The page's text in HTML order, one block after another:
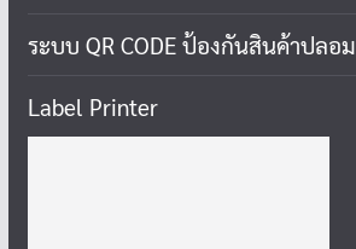
ระบบ QR CODE ป้องกันสินค้าปลอม
Label Printer